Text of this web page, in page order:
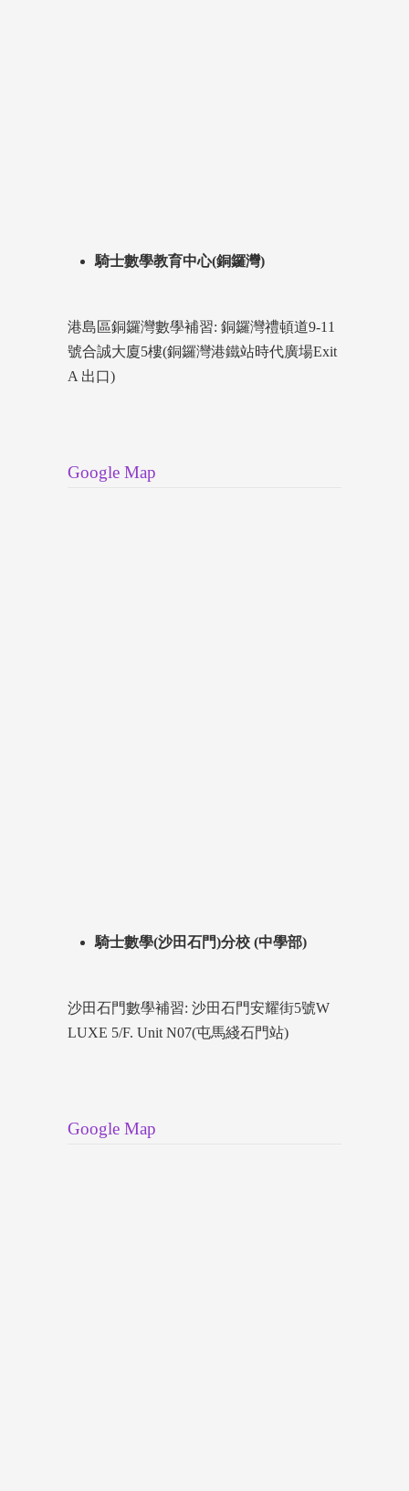
騎士數學教育中心(銅鑼灣)
港島區銅鑼灣數學補習: 銅鑼灣禮頓道9-11
號合誠大廈5樓(銅鑼灣港鐵站時代廣場Exit
A 出口)
Google Map
騎士數學(沙田石門)分校 (中學部)
沙田石門數學補習: 沙田石門安耀街5號W
LUXE 5/F. Unit N07(屯馬綫石門站)
Google Map